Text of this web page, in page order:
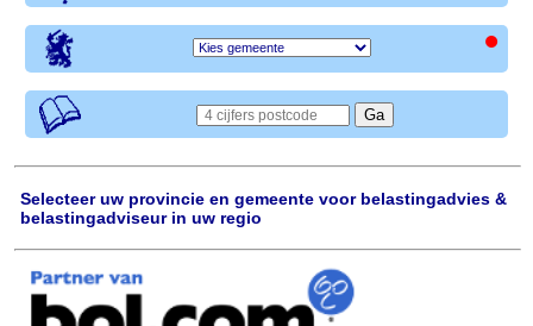
•
Selecteer uw provincie en gemeente voor belastingadvies &
belastingadviseur in uw regio